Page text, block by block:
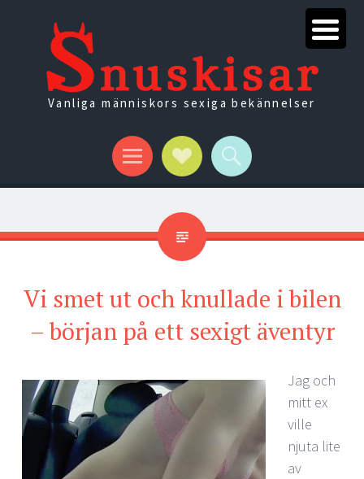
Vanliga människors sexiga bekännelser
Menu
Social
Search
Vi smet ut och knullade i bilen
– början på ett sexigt äventyr
Jag och
mitt ex
ville
njuta lite
av